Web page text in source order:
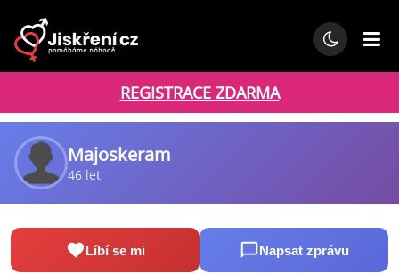
REGISTRACE ZDARMA
Majoskeram
46 let
Líbí se mi Napsat zprávu